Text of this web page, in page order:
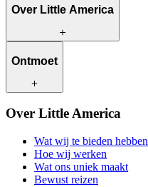
Over Little America
Wat wij te bieden hebben
Wat ons uniek maakt
Contact
Werken bij Little America
Ontmoet
Onze reisadviseurs
Over Little America
Wat wij te bieden hebben
Hoe wij werken
Wat ons uniek maakt
Bewust reizen